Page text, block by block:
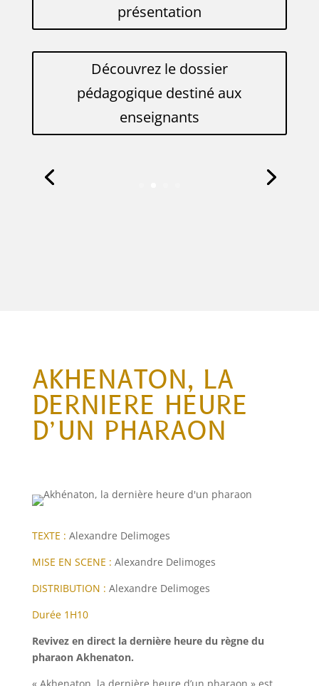
présentation
Découvrez le dossier
pédagogique destiné aux
enseignants
AKHENATON, LA
DERNIERE HEURE
D’UN PHARAON
TEXTE : Alexandre Delimoges
MISE EN SCENE : Alexandre Delimoges
DISTRIBUTION : Alexandre Delimoges
Durée 1H10
Revivez en direct la dernière heure du règne du
pharaon Akhenaton.